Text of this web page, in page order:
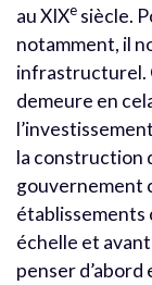
au XIXe siècle.
notamment, il
infrastructurel.
demeure en
la construction
gouvernement
établissements
échelle et
penser d’abord